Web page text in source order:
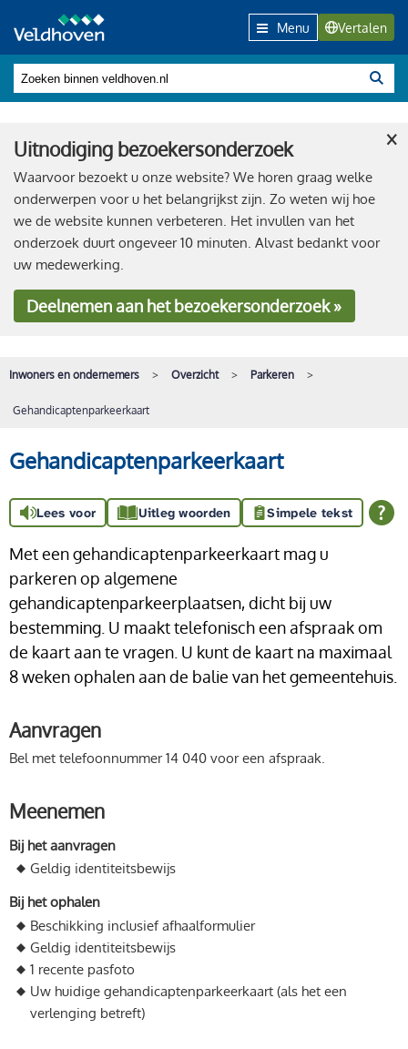
Menu Vertalen
Uitnodiging bezoekersonderzoek
Waarvoor bezoekt u onze website? We horen graag welke
onderwerpen voor u het belangrijkst zijn. Zo weten wij hoe
we de website kunnen verbeteren. Het invullen van het
onderzoek duurt ongeveer 10 minuten. Alvast bedankt voor
uw medewerking.
Deelnemenaan het bezoekersonderzoek »
×
Inwoners en ondernemers Overzicht Parkeren
Gehandicaptenparkeerkaart
Gehandicaptenparkeerkaart
Lees voor Uitleg woorden Simpele tekst
Met een gehandicaptenparkeerkaart mag u
parkeren op algemene
gehandicaptenparkeerplaatsen, dicht bij uw
bestemming. U maakt telefonisch een afspraak om
de kaart aan te vragen. U kunt de kaart na maximaal
8 weken ophalen aan de balie van het gemeentehuis.
Aanvragen
Bel met telefoonnummer 14 040 voor een afspraak.
Meenemen
Bij het aanvragen
Geldig identiteitsbewijs
Bij het ophalen
Beschikking inclusief afhaalformulier
Geldig identiteitsbewijs
1 recente pasfoto
Uw huidige gehandicaptenparkeerkaart (als het een
verlenging betreft)